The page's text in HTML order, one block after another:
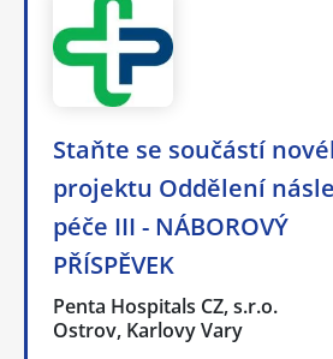
Staňte se součástí
projektu Oddělení
péče III - NÁBOROVÝ
PŘÍSPĚVEK
Penta Hospitals CZ, s.r.o.
Ostrov, Karlovy Vary